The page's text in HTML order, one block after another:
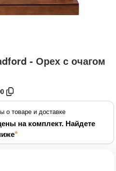
- Орех с очагом
о товаре и доставке
на комплект. Найдете